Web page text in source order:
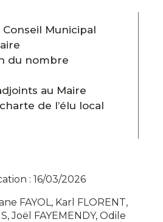
Municipal
du nombre
au Maire
de l’élu local
: 16/03/2026
FAYOL, Karl FLORENT,
Joël FAYEMENDY, Odile